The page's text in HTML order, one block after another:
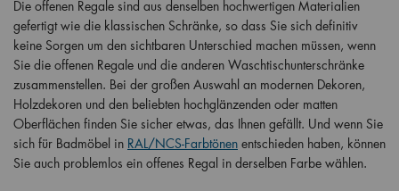
Die offenen Regale sind aus denselben hochwertigen Materialien
gefertigt wie die klassischen Schränke, so dass Sie sich definitiv
keine Sorgen um den sichtbaren Unterschied machen müssen, wenn
Sie die offenen Regale und die anderen Waschtischunterschränke
zusammenstellen. Bei der großen Auswahl an modernen Dekoren,
Holzdekoren und den beliebten hochglänzenden oder matten
Oberflächen finden Sie sicher etwas, das Ihnen gefällt. Und wenn Sie
sich für Badmöbel in RAL/NCS-Farbtönen entschieden haben, können
Sie auch problemlos ein offenes Regal in derselben Farbe wählen.